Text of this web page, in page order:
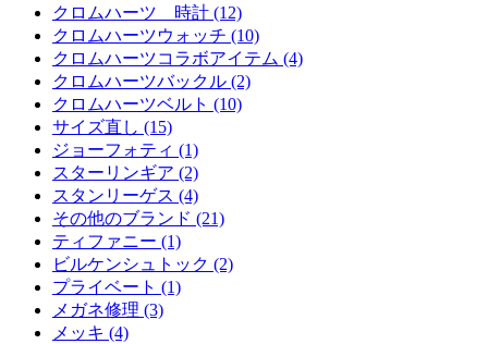
クロムハーツ 時計 (12)
クロムハーツウォッチ (10)
クロムハーツコラボアイテム (4)
クロムハーツバックル (2)
クロムハーツベルト (10)
サイズ直し (15)
ジョーフォティ (1)
スターリンギア (2)
スタンリーゲス (4)
その他のブランド (21)
ティファニー (1)
ビルケンシュトック (2)
プライベート (1)
メガネ修理 (3)
メッキ (4)